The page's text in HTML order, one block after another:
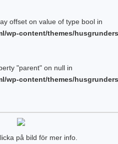
offset on value of type bool in
wp-content/themes/
"parent" on null in
wp-content/themes/
på bild för mer info.